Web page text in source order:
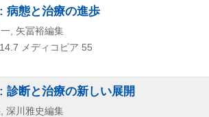
病態と治療の進歩
, 矢冨裕編集
メディコピア 55
診断と治療の新しい展開
深川雅史編集